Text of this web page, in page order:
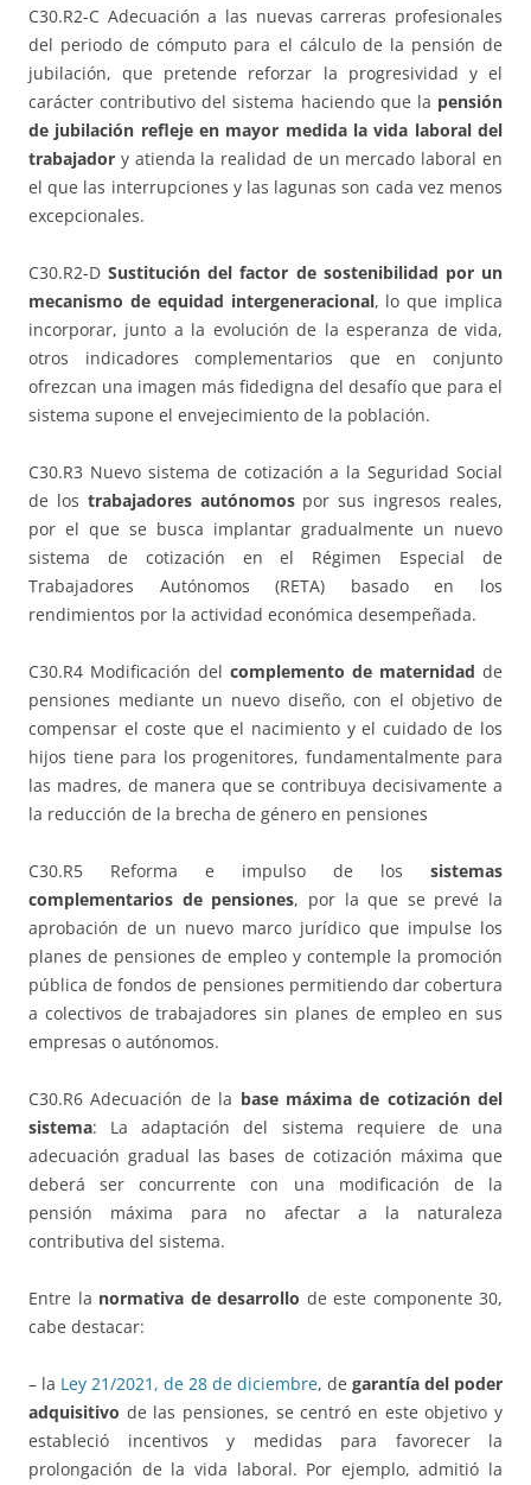
C30.R2-C Adecuación a las nuevas carreras profesionales
del periodo de cómputo para el cálculo de la pensión de
jubilación, que pretende reforzar la progresividad y el
carácter contributivo del sistema haciendo que la pensión
de jubilación refleje en mayor medida la vida laboral del
trabajador y atienda la realidad de un mercado laboral en
el que las interrupciones y las lagunas son cada vez menos
excepcionales.
C30.R2-DSustitución del factor de sostenibilidad por un
mecanismo de equidad intergeneracional, lo que implica
incorporar, junto a la evolución de la esperanza de vida,
otros indicadores complementarios que en conjunto
ofrezcan una imagen más fidedigna del desafío que para el
sistema supone el envejecimiento de la población.
C30.R3 Nuevo sistema de cotización a la Seguridad Social
de los trabajadores autónomospor sus ingresos reales,
por el que se busca implantar gradualmente un nuevo
sistema de cotización en el Régimen Especial de
Trabajadores Autónomos (RETA) basado en los
rendimientos por la actividad económica desempeñada.
C30.R4 Modificación del complemento de maternidad de
pensiones mediante un nuevo diseño, con el objetivo de
compensar el coste que el nacimiento y el cuidado de los
hijos tiene para los progenitores, fundamentalmente para
las madres, de manera que se contribuya decisivamente a
la reducción de la brecha de género en pensiones
C30.R5 Reforma e impulso de los sistemas
complementarios de pensiones, por la que se prevé la
aprobación de un nuevo marco jurídico que impulse los
planes de pensiones de empleo y contemple la promoción
pública de fondos de pensiones permitiendo dar cobertura
a colectivos de trabajadores sin planes de empleo en sus
empresas o autónomos.
C30.R6 Adecuación de la base máxima de cotización del
sistema: La adaptación del sistema requiere de una
adecuación gradual las bases de cotización máxima que
deberá ser concurrente con una modificación de la
pensión máxima para no afectar a la naturaleza
contributiva del sistema.
Entre la normativa de desarrollo de este componente 30,
cabe destacar:
– la Ley 21/2021, de 28 de diciembre, de garantía del poder
adquisitivo de las pensiones, se centró en este objetivo y
estableció incentivos y medidas para favorecer la
prolongación de la vida laboral. Por ejemplo, admitió la